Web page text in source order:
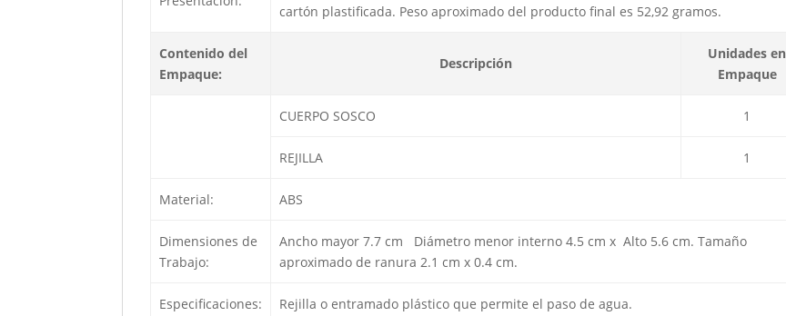
cartón plastificada. Peso aproximado del producto final es 52,92 gramos.
Contenido del
Empaque:
Descripción
Unidades en
Empaque
CUERPO SOSCO 1
REJILLA 1
Material: ABS
Dimensiones de
Trabajo:
Ancho mayor 7.7 cm Diámetro menor interno 4.5 cm x Alto 5.6 cm. Tamaño
aproximado de ranura 2.1 cm x 0.4 cm.
Especificaciones: Rejilla o entramado plástico que permite el paso de agua.